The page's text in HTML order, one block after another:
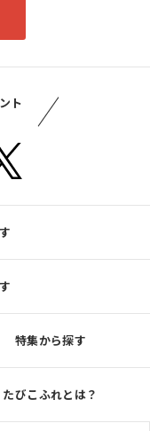
ト
特集から探す
たびこふれとは？